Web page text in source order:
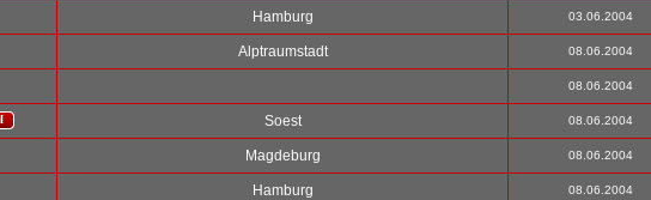
Hamburg 03.06.2004
Alptraumstadt 08.06.2004
08.06.2004
Soest 08.06.2004
Magdeburg 08.06.2004
Hamburg 08.06.2004